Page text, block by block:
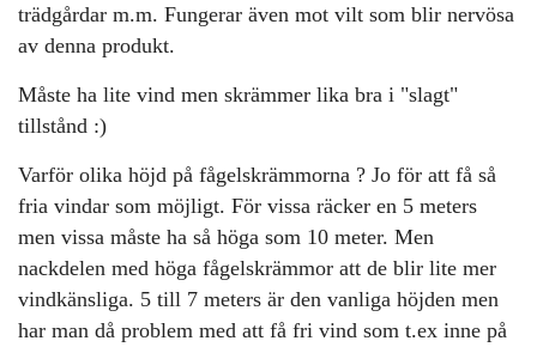
trädgårdar m.m. Fungerar även mot vilt som blir nervösa
av denna produkt.
Måste ha lite vind men skrämmer lika bra i "slagt"
tillstånd :)
Varför olika höjd på fågelskrämmorna ? Jo för att få så
fria vindar som möjligt. För vissa räcker en 5 meters
men vissa måste ha så höga som 10 meter. Men
nackdelen med höga fågelskrämmor att de blir lite mer
vindkänsliga. 5 till 7 meters är den vanliga höjden men
har man då problem med att få fri vind som t.ex inne på